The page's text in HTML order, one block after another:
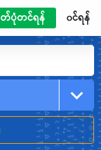
ပုံတင်ရန် ၀င်ရန်